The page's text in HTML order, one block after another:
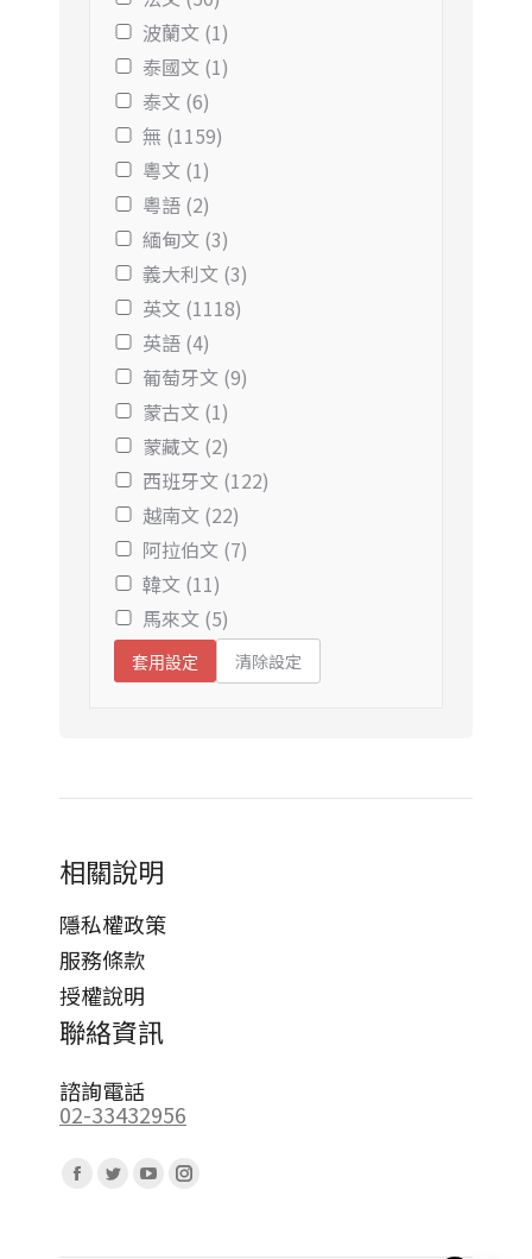
波蘭文 (1)
泰國文 (1)
泰文 (6)
無 (1159)
粵文 (1)
粵語 (2)
緬甸文 (3)
義大利文 (3)
英文 (1118)
英語 (4)
葡萄牙文 (9)
蒙古文 (1)
蒙藏文 (2)
西班牙文 (122)
越南文 (22)
阿拉伯文 (7)
韓文 (11)
馬來文 (5)
套用設定 清除設定
相關說明
隱私權政策
服務條款
授權說明
聯絡資訊
諮詢電話
02-33432956
Facebook
opens
Twitter
opens
YouTube
opens
Instagram
opens